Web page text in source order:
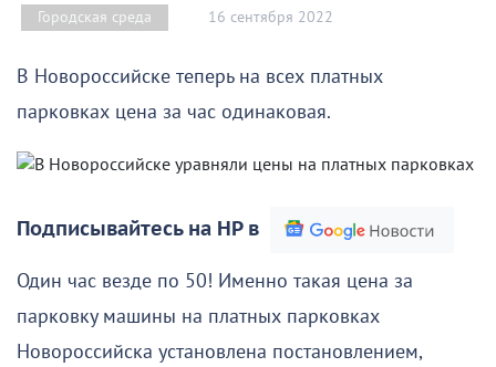
Городская среда 16 сентября 2022
В Новороссийске теперь на всех платных
парковках цена за час одинаковая.
Подписывайтесь на НР в
Один час везде по 50! Именно такая цена за
парковку машины на платных парковках
Новороссийска установлена постановлением,